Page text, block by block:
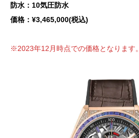
防水：10気圧防水
価格：¥3,465,000(税込)
※2023年12月時点での価格となります。